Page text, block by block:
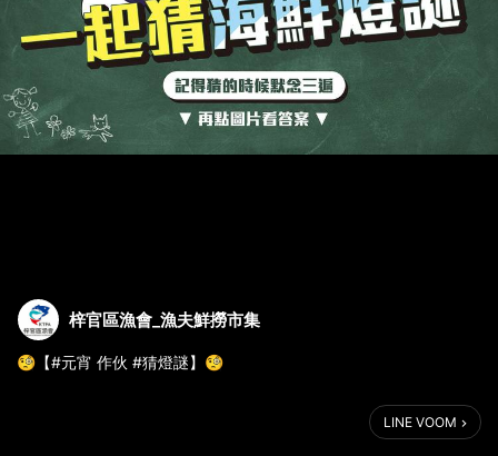
梓官區漁會_漁夫鮮撈市集
🧐【#元宵 作伙 #猜燈謎】🧐
趕快來猜猜看這些跟「海鮮」相關的 #謎題 吧！🔍🔍🔍
LINE VOOM